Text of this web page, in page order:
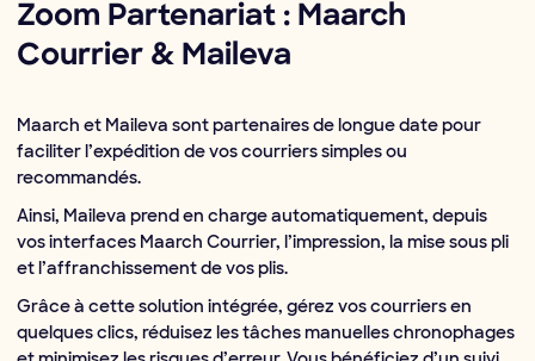
Zoom Partenariat : Maarch
Courrier & Maileva
Maarch et Maileva sont partenaires de longue date pour
faciliter l’expédition de vos courriers simples ou
recommandés.
Ainsi, Maileva prend en charge automatiquement, depuis
vos interfaces Maarch Courrier, l’impression, la mise sous pli
et l’affranchissement de vos plis.
Grâce à cette solution intégrée, gérez vos courriers en
quelques clics, réduisez les tâches manuelles chronophages